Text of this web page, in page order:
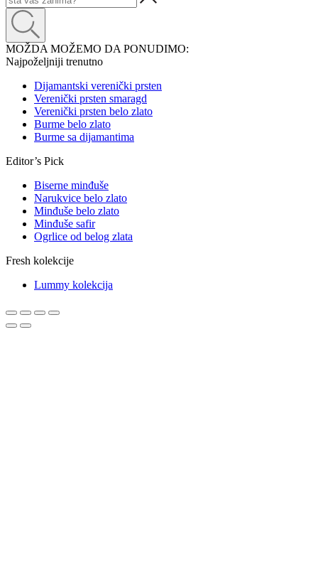
MOŽDA MOŽEMO DA PONUDIMO:
Najpoželjniji trenutno
Dijamantski verenički prsten
Verenički prsten smaragd
Verenički prsten belo zlato
Burme belo zlato
Burme sa dijamantima
Editor’s Pick
Biserne minđuše
Narukvice belo zlato
Minđuše belo zlato
Minđuše safir
Ogrlice od belog zlata
Fresh kolekcije
Lummy kolekcija